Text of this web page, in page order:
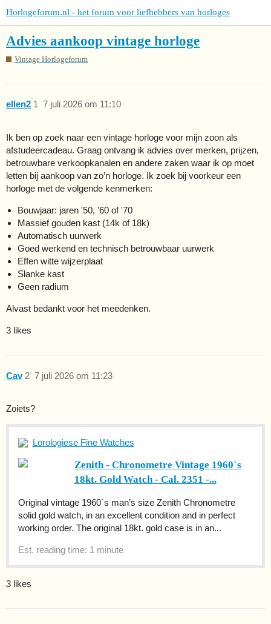
Horlogeforum.nl - het forum voor liefhebbers van horloges
Advies aankoop vintage horloge
Vintage Horlogeforum
ellen2 7 juli 2026 om 11:10
1
Ik ben op zoek naar een vintage horloge voor mijn zoon als
afstudeercadeau. Graag ontvang ik advies over merken, prijzen,
betrouwbare verkoopkanalen en andere zaken waar ik op moet
letten bij aankoop van zo’n horloge. Ik zoek bij voorkeur een
horloge met de volgende kenmerken:
Bouwjaar: jaren '50, '60 of '70
Massief gouden kast (14k of 18k)
Automatisch uurwerk
Goed werkend en technisch betrouwbaar uurwerk
Effen witte wijzerplaat
Slanke kast
Geen radium
Alvast bedankt voor het meedenken.
3 likes
Cav 7 juli 2026 om 11:23
2
Zoiets?
Lorologiese Fine Watches
Zenith - Chronometre Vintage 1960`s
18kt. Gold Watch - Cal. 2351 -...
Original vintage 1960`s man’s size Zenith Chronometre
solid gold watch, in an excellent condition and in perfect
working order. The original 18kt. gold case is in an...
Est. reading time: 1 minute
3 likes